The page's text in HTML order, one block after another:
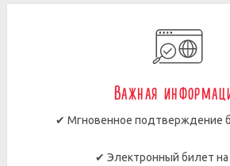
Важная
✔ Мгновенное подтверждение
✔ Электронный билет на